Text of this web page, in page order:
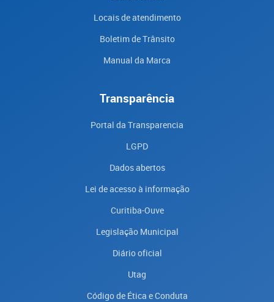
Locais de atendimento
Boletim de Trânsito
Manual da Marca
Transparência
Portal da Transparencia
LGPD
Dados abertos
Lei de acesso à informação
Curitiba-Ouve
Legislação Municipal
Diário oficial
Utag
Código de Ética e Conduta